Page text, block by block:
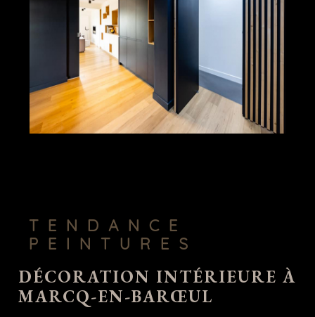
TENDANCE
PEINTURES
DÉCORATION INTÉRIEURE À
MARCQ-EN-BARŒUL